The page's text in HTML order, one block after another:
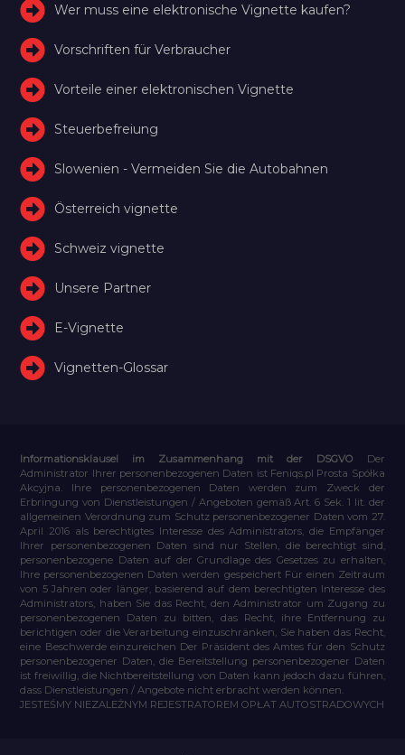
Wer muss eine elektronische Vignette kaufen?
Vorschriften für Verbraucher
Vorteile einer elektronischen Vignette
Steuerbefreiung
Slowenien - Vermeiden Sie die Autobahnen
Österreich vignette
Schweiz vignette
Unsere Partner
E-Vignette
Vignetten-Glossar
Informationsklausel im Zusammenhang mit der DSGVO
Der
Administrator Ihrer personenbezogenen Daten ist Feniqs.pl Prosta Spółka
Akcyjna. Ihre personenbezogenen Daten werden zum Zweck der
Erbringung von Dienstleistungen / Angeboten gemäß Art. 6 Sek. 1 lit. der
allgemeinen Verordnung zum Schutz personenbezogener Daten vom 27.
April 2016 als berechtigtes Interesse des Administrators, die Empfänger
Ihrer personenbezogenen Daten sind nur Stellen, die berechtigt sind,
personenbezogene Daten auf der Grundlage des Gesetzes zu erhalten,
Ihre personenbezogenen Daten werden gespeichert Für einen Zeitraum
von 5 Jahren oder länger, basierend auf dem berechtigten Interesse des
Administrators, haben Sie das Recht, den Administrator um Zugang zu
personenbezogenen Daten zu bitten, das Recht, ihre Entfernung zu
berichtigen oder die Verarbeitung einzuschränken, Sie haben das Recht,
eine Beschwerde einzureichen Der Präsident des Amtes für den Schutz
personenbezogener Daten, die Bereitstellung personenbezogener Daten
ist freiwillig, die Nichtbereitstellung von Daten kann jedoch dazu führen,
dass Dienstleistungen / Angebote nicht erbracht werden können.
JESTEŚMY NIEZALEŻNYM REJESTRATOREM OPŁAT AUTOSTRADOWYCH